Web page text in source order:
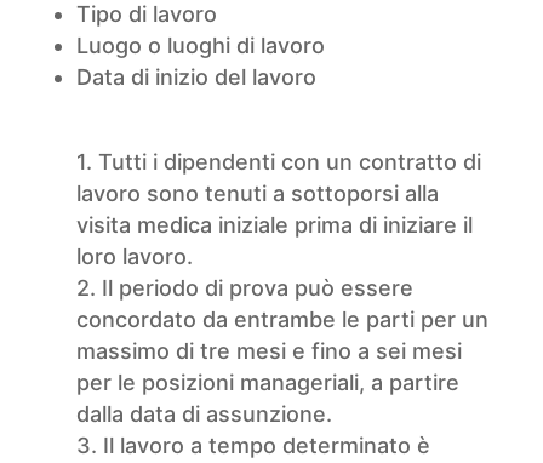
Tipo di lavoro
Luogo o luoghi di lavoro
Data di inizio del lavoro
1. Tutti i dipendenti con un contratto di
lavoro sono tenuti a sottoporsi alla
visita medica iniziale prima di iniziare il
loro lavoro.
2. Il periodo di prova può essere
concordato da entrambe le parti per un
massimo di tre mesi e fino a sei mesi
per le posizioni manageriali, a partire
dalla data di assunzione.
3. Il lavoro a tempo determinato è